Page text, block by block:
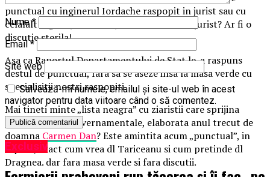
punctual cu inginerul Iordache raspopit in jurist sau cu
celalalt inginer, Nicolicea, recalificat tot ca jurist? Ar fi o
discutie sterila!
Asa ca Raportul Departamentului de Stat le-a raspuns
destul de punctual, fara sa se aseze insa la masa verde cu
specialisitii nostri raspopiti.
Mai tineti minte „lista neagra” cu ziaristii care sprijina
protestele antiguvernamentale, elaborata anul trecut de
doamna Carmen Dan? Este amintita acum „punctual”, in
raport, exact cum vrea dl Tariceanu si cum pretinde dl
Dragnea. dar fara masa verde si fara discutii.
Nume*
Email*
Site web
Salvează-mi numele, emailul și site-ul web în acest
navigator pentru data viitoare când o să comentez.
Exclusiv